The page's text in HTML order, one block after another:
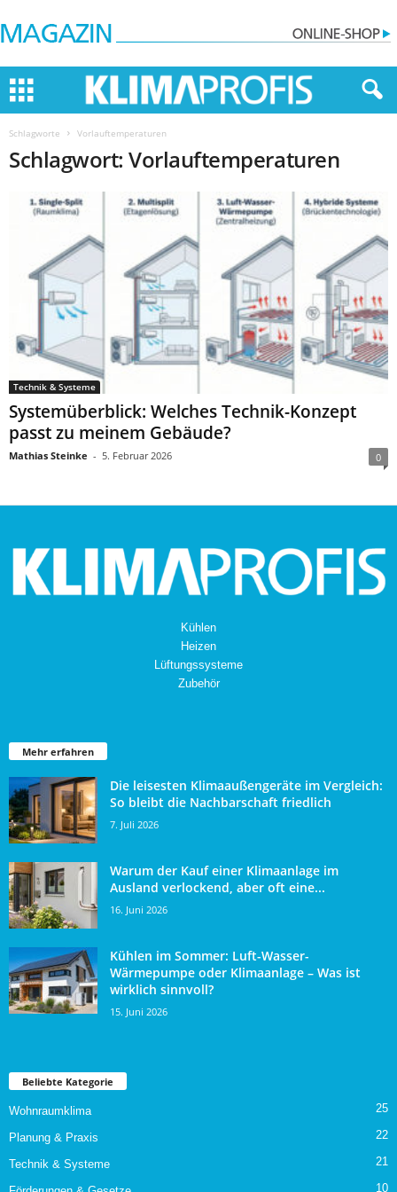
Schlagworte Vorlauftemperaturen
Schlagwort: Vorlauftemperaturen
Technik & Systeme
Systemüberblick: Welches Technik-Konzept
passt zu meinem Gebäude?
Mathias Steinke - 5. Februar 2026 0
Kühlen
Heizen
Lüftungssysteme
Zubehör
Mehr erfahren
Die leisesten Klimaaußengeräte im Vergleich:
So bleibt die Nachbarschaft friedlich
7. Juli 2026
Warum der Kauf einer Klimaanlage im
Ausland verlockend, aber oft eine...
16. Juni 2026
Kühlen im Sommer: Luft-Wasser-
Wärmepumpe oder Klimaanlage – Was ist
wirklich sinnvoll?
15. Juni 2026
Beliebte Kategorie
Wohnraumklima 25
Planung & Praxis 22
Technik & Systeme 21
10